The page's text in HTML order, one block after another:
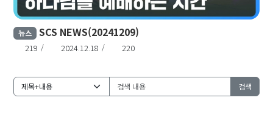
뉴스 SCS NEWS(20241209)
219 2024.12.18 220
검색